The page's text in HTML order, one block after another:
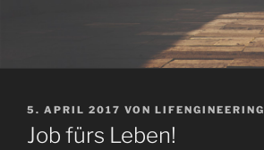
VERÖFFENTLICHT
AM
5. APRIL 2017 VON LIFENGINEERING
Job fürs Leben!